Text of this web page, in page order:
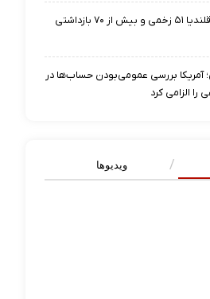
حمله به اردوگاه قلندیا ۵۱ زخمی و بیش از ۷۰ بازداشتی
آمریکا بررسی عمومی‌بودن حساب‌ها در
الزامی کرد
ویدیوها